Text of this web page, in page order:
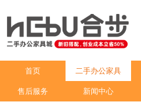
首页 二手办公家具
售后服务 新闻中心